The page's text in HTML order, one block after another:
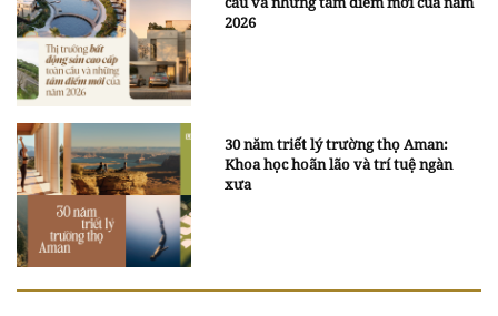
2026
30 năm triết lý trường thọ Aman:
Khoa học hoãn lão và trí tuệ ngàn
xưa